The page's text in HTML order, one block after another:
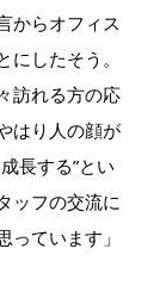
からオフィス
したそう。
訪れる方の応
はり人の顔が
長する”とい
ッフの交流に
ています」